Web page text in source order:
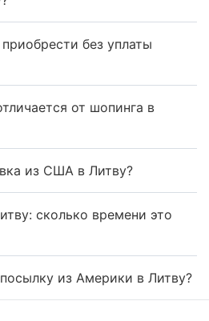
без уплаты
от шопинга в
из США в Литву?
сколько времени это
из Америки в Литву?